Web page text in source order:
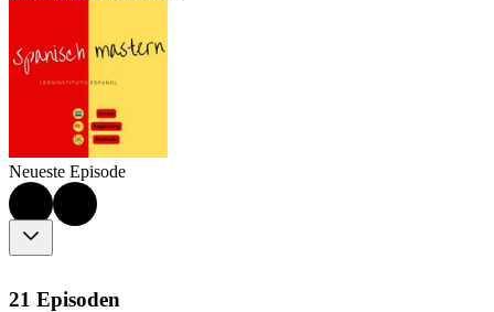
Neueste Episode
21 Episoden